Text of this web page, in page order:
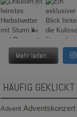
Mehr laden...
HÄUFIG GEKLICKT
Advent Adventskonzert